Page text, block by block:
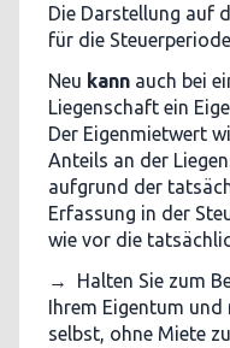
Die Darstellung auf
für die
Neu kann auch bei
Liegenschaft ein
Der Eigenmietwert
Anteils an der
aufgrund der
Erfassung in der
wie vor die
→ Halten Sie zum
Ihrem Eigentum
selbst, ohne Miete